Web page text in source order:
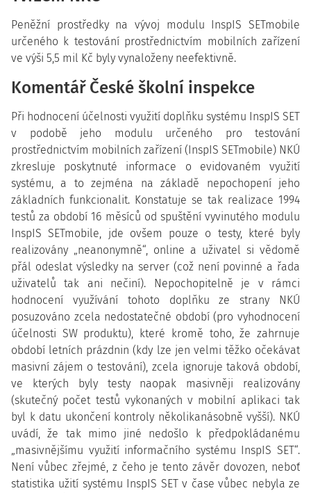
Peněžní prostředky na vývoj modulu InspIS SETmobile
určeného k testování prostřednictvím mobilních zařízení
ve výši 5,5 mil Kč byly vynaloženy neefektivně.
Komentář České školní inspekce
Při hodnocení účelnosti využití doplňku systému InspIS SET
v podobě jeho modulu určeného pro testování
prostřednictvím mobilních zařízení (InspIS SETmobile) NKÚ
zkresluje poskytnuté informace o evidovaném využití
systému, a to zejména na základě nepochopení jeho
základních funkcionalit. Konstatuje se tak realizace 1994
testů za období 16 měsíců od spuštění vyvinutého modulu
InspIS SETmobile, jde ovšem pouze o testy, které byly
realizovány „neanonymně“, online a uživatel si vědomě
přál odeslat výsledky na server (což není povinné a řada
uživatelů tak ani nečiní). Nepochopitelně je v rámci
hodnocení využívání tohoto doplňku ze strany NKÚ
posuzováno zcela nedostatečné období (pro vyhodnocení
účelnosti SW produktu), které kromě toho, že zahrnuje
období letních prázdnin (kdy lze jen velmi těžko očekávat
masivní zájem o testování), zcela ignoruje taková období,
ve kterých byly testy naopak masivněji realizovány
(skutečný počet testů vykonaných v mobilní aplikaci tak
byl k datu ukončení kontroly několikanásobně vyšší). NKÚ
uvádí, že tak mimo jiné nedošlo k předpokládanému
„masivnějšímu využití informačního systému InspIS SET“.
Není vůbec zřejmé, z čeho je tento závěr dovozen, neboť
statistika užití systému InspIS SET v čase vůbec nebyla ze